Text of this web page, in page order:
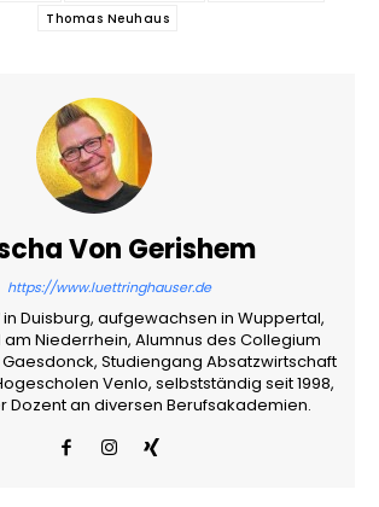
Thomas Neuhaus
Von Gerishem
https://www.luettringhauser.de
in Duisburg, aufgewachsen in Wuppertal,
am Niederrhein, Alumnus des Collegium
Studiengang Absatzwirtschaft
Venlo, selbstständig seit 1998,
Dozent an diversen Berufsakademien.